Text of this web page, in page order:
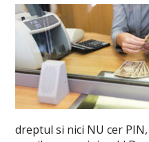
dreptul si nici NU cer